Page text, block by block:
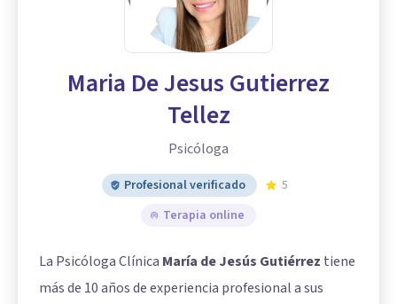
Maria De Jesus Gutierrez
Tellez
Psicóloga
Profesional verificado
5
Terapia online
La Psicóloga Clínica María de Jesús Gutiérrez tiene
más de 10 años de experiencia profesional a sus